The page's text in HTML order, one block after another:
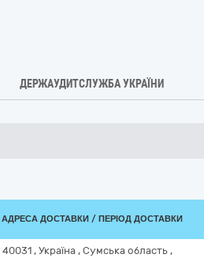
ДЕРЖАУДИТСЛУЖБА УКРАЇНИ
АДРЕСА ДОСТАВКИ / ПЕРІОД ДОСТАВКИ
40031 , Україна , Сумська область ,